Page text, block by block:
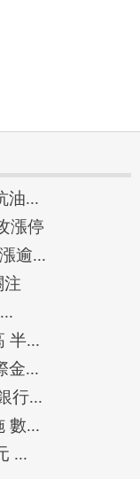
油...
漲停
逾...
注
半...
金...
行...
數...
...